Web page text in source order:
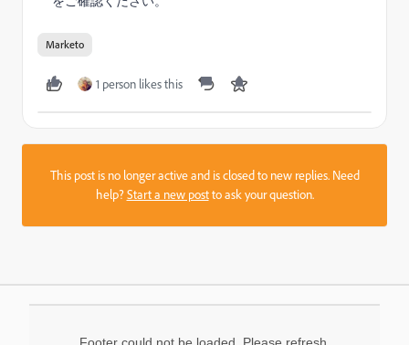
Marketo
1 person likes this
This post is no longer active and is closed to new replies. Need
help?Start a new postto ask your question.
Footer could not be loaded. Please refresh.